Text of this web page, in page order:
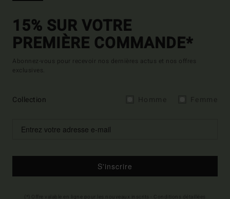
15% SUR VOTRE
PREMIÈRE COMMANDE*
Abonnez-vous pour recevoir nos dernières actus et nos offres
exclusives.
Collection
S'inscrire